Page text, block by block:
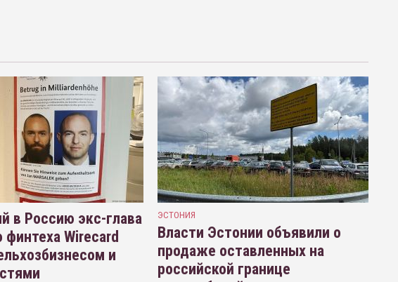
в Россию экс-глава
финтеха Wirecard
и
ЭСТОНИЯ
Власти Эстонии объявили о
продаже оставленных на
российской границе